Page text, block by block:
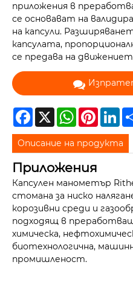
приложения в
се основават на
на капсули.
капсулата,
се предава на
Facebook
X WhatsApp
Описание на продукта
Приложения
Капсулен манометър
стомана за ниско
корозивни среди и
подходящ в
химическа,
биотехнологична,
промишленост.